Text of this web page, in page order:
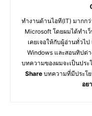
ทำงานด้านไอที(IT) มากก
Microsoft โดยผมได้ทำเ
เคยเจอให้กับผู้อ่านทั่วไ
Windows และสอนทิปต่
บทความของผมจะเป็นปร
Share บทความที่มีประโ
อย